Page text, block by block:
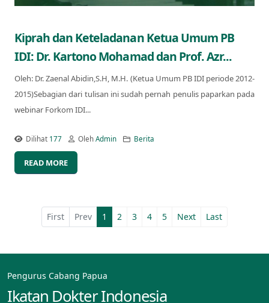
Kiprah dan Keteladanan Ketua Umum PB
IDI: Dr. Kartono Mohamad dan Prof. Azr...
Oleh: Dr. Zaenal Abidin,S.H, M.H. (Ketua Umum PB IDI periode 2012-
2015)Sebagian dari tulisan ini sudah pernah penulis paparkan pada
webinar Forkom IDI...
Dilihat 177 OlehAdmin Berita
READ MORE
First Prev 1 2 3 4 5 Next Last
Pengurus Cabang Papua
Ikatan Dokter Indonesia